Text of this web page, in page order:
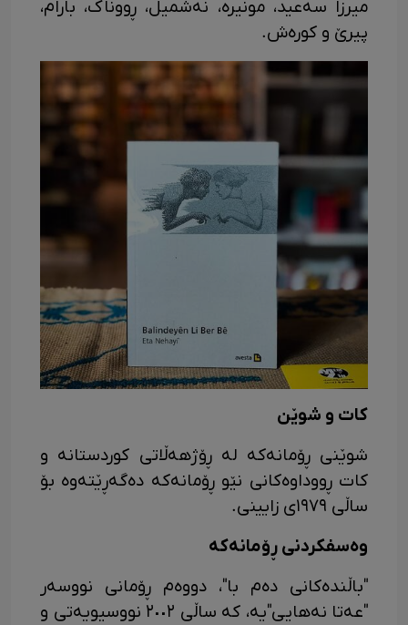
میرزا سەعید، مونیرە، نەشمیل، ڕووناک، بارام،
پیرێ و کورەش.
کات و شوێن
شوێنی ڕۆمانەکە لە ڕۆژهەڵاتی کوردستانە و
کات ڕووداوەکانی نێو ڕۆمانەکە دەگەڕێتەوە بۆ
ساڵی ١٩٧٩ی زایینی.
وەسفکردنی ڕۆمانەکە
"باڵندەکانی دەم با"، دووەم ڕۆمانی نووسەر
"عەتا نەهایی"یە، کە ساڵی ٢٠٠٢ نووسیویەتی و